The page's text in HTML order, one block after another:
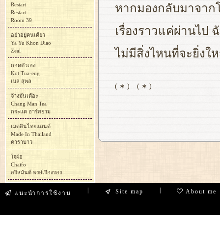
หากมองกลับมาจาก
เรื่องราวแค่ผ่านไป
ไม่มีสิ่งไหนที่จะยิ่ง
( ∗ ) ( ∗ )
Restart
Restart
Room 39
อย่าอยู่คนเดียว
Ya Yu Khon Diao
Zeal
กอดตัวเอง
Kot Tua-eng
เบล สุพล
จ้างมันเต๊อะ
Chang Man Tea
กระแต อาร์สยาม
เมดอินไทยแลนด์
Made In Thailand
คาราบาว
ใจฝ่อ
Chaifo
อริสมันต์ พงษ์เรืองรอง
แนะนำการใช้งาน Site map About me